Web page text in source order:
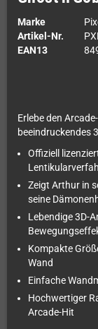
Marke
Artikel-Nr.
EAN13
Erlebe den
beeindruckendes
Offiziell
Zeigt Arthur in
seine
Lebendige 3D-
Kompakte
Wand
Einfache
Hochwertiger
Arcade-Hit